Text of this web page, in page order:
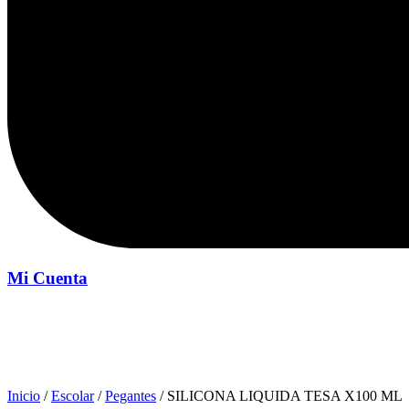
Mi Cuenta
Inicio /Escolar/Pegantes / SILICONA LIQUIDA TESA X100 ML